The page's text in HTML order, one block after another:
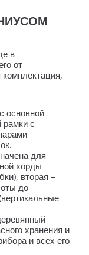
в
от
основной
с
для
хорды
вторая –
до
хранения и
и всех его